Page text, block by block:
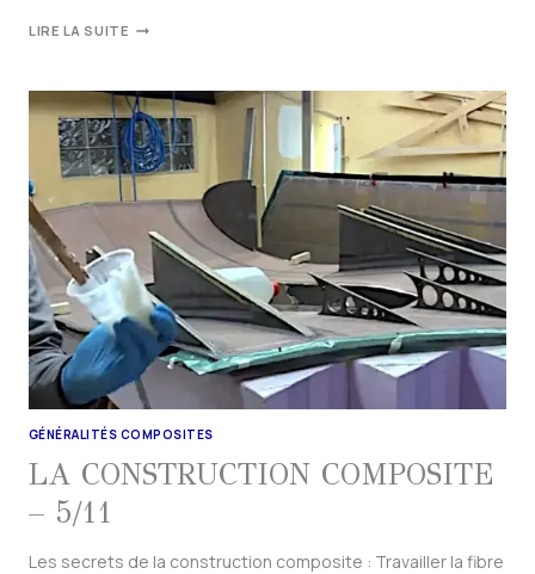
LIRE LA SUITE
GÉNÉRALITÉS COMPOSITES
LA CONSTRUCTION COMPOSITE
– 5/11
Les secrets de la construction composite : Travailler la fibre